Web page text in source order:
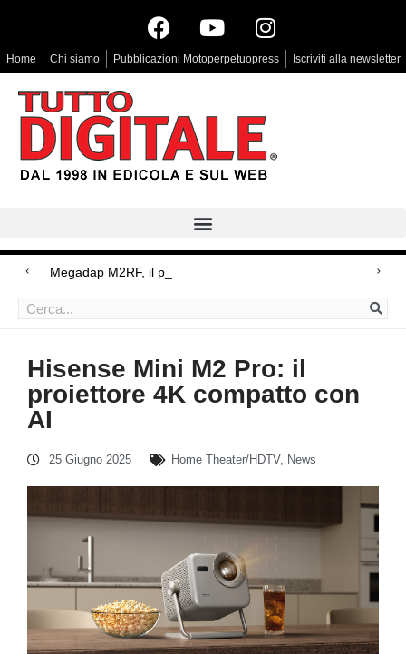
Home Chi siamo Pubblicazioni Motoperpetuopress Iscriviti alla newsletter
Megadap M2RF, il primo adattatore autof
Arri Rental, evoluzioni in arrivo
Hisense Mini M2 Pro: il
proiettore 4K compatto con
AI
25 Giugno 2025 Home Theater/HDTV, News